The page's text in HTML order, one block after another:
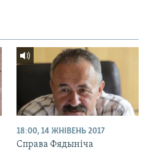
18:00, 14 ЖНІВЕНЬ 2017
Справа Фядыніча